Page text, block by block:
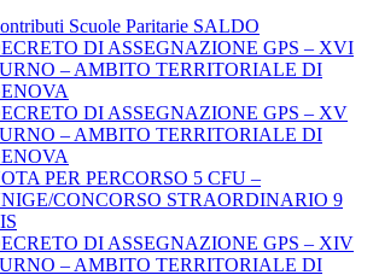
Scuole Paritarie SALDO
DI ASSEGNAZIONE GPS – XVI
– AMBITO TERRITORIALE DI
DI ASSEGNAZIONE GPS – XV
– AMBITO TERRITORIALE DI
PER PERCORSO 5 CFU –
CONCORSO STRAORDINARIO 9
DI ASSEGNAZIONE GPS – XIV
– AMBITO TERRITORIALE DI